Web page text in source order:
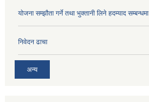
योजना सम्झौता गर्ने तथा भुक्तानी लिने हदम्याद सम्बन्धमा
निवेदन ढाचा
अन्य